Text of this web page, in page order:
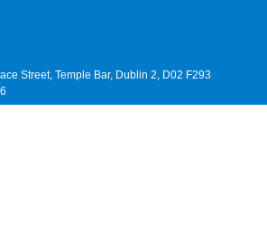
Street, Temple Bar, Dublin 2, D02 F293